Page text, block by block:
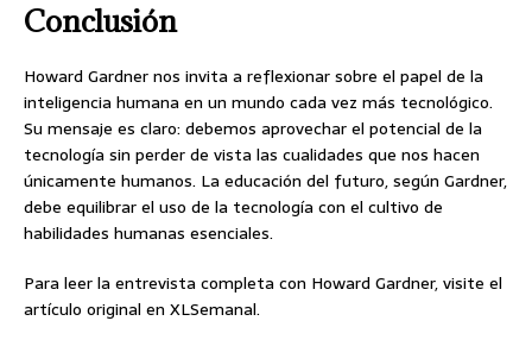
Conclusión
Howard Gardner nos invita a reflexionar sobre el papel de la
inteligencia humana en un mundo cada vez más tecnológico.
Su mensaje es claro: debemos aprovechar el potencial de la
tecnología sin perder de vista las cualidades que nos hacen
únicamente humanos. La educación del futuro, según Gardner,
debe equilibrar el uso de la tecnología con el cultivo de
habilidades humanas esenciales.
Para leer la entrevista completa con Howard Gardner, visite el
artículo original en XLSemanal.